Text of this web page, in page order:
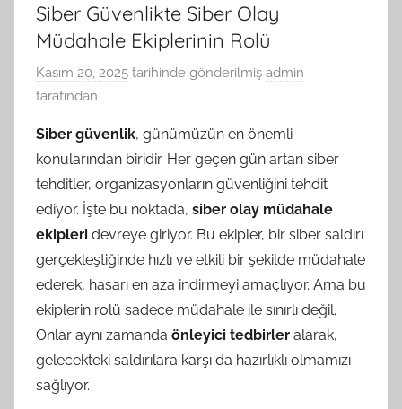
Siber Güvenlikte Siber Olay
Müdahale Ekiplerinin Rolü
Kasım 20, 2025 tarihinde gönderilmiş admin
tarafından
Siber güvenlik, günümüzün en önemli
konularından biridir. Her geçen gün artan siber
tehditler, organizasyonların güvenliğini tehdit
ediyor. İşte bu noktada, siber olay müdahale
ekipleri devreye giriyor. Bu ekipler, bir siber saldırı
gerçekleştiğinde hızlı ve etkili bir şekilde müdahale
ederek, hasarı en aza indirmeyi amaçlıyor. Ama bu
ekiplerin rolü sadece müdahale ile sınırlı değil.
Onlar aynı zamanda önleyici tedbirler alarak,
gelecekteki saldırılara karşı da hazırlıklı olmamızı
sağlıyor.